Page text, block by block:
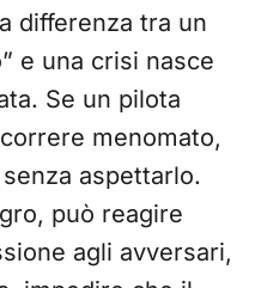
differenza tra un
e una crisi nasce
Se un pilota
menomato,
aspettarlo.
può reagire
agli avversari,